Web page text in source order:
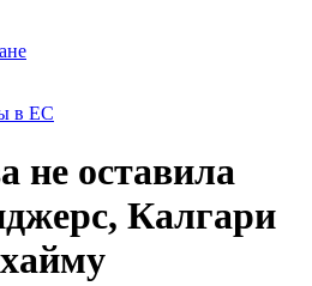
в ЕС
оставила
Калгари